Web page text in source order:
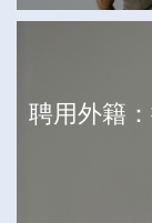
聘用外籍